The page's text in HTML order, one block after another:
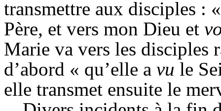
transmettre aux disciples :
Père, et vers mon Dieu et
Marie va vers les disciples
d’abord « qu’elle a vu le
elle transmet ensuite le